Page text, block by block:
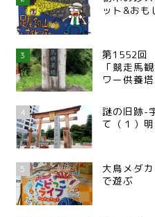
ット&おも
3
第1552回
「競走馬
ワー供養
4
謎の旧跡-
て（１）
5
大鳥メダ
で遊ぶ